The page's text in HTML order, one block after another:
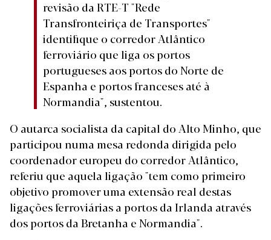
revisão da RTE-T "Rede
Transfronteiriça de Transportes"
identifique o corredor Atlântico
ferroviário que liga os portos
portugueses aos portos do Norte de
Espanha e portos franceses até à
Normandia", sustentou.
O autarca socialista da capital do Alto Minho, que
participou numa mesa redonda dirigida pelo
coordenador europeu do corredor Atlântico,
referiu que aquela ligação "tem como primeiro
objetivo promover uma extensão real destas
ligações ferroviárias a portos da Irlanda através
dos portos da Bretanha e Normandia".